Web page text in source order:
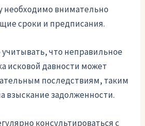
необходимо внимательно
сроки и предписания.
что неправильное
исковой давности может
последствиям, таким
взыскание задолженности.
консультироваться с